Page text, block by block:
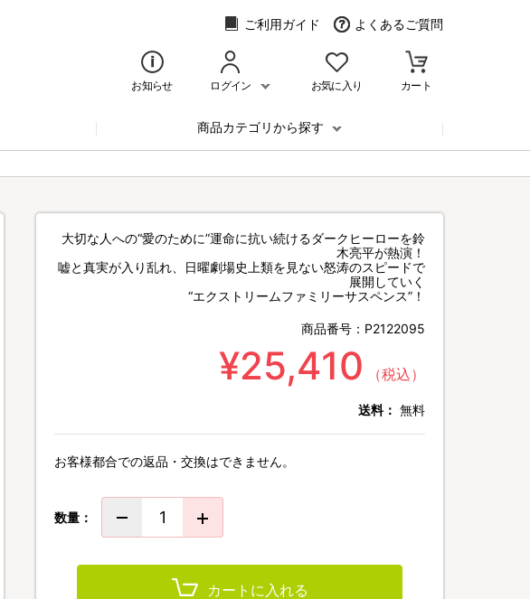
ご利用ガイド よくあるご質問
お知らせ ログイン お気に入り カート
商品カテゴリから探す
大切な人への“愛のために”運命に抗い続けるダークヒーローを鈴
木亮平が熱演！
嘘と真実が入り乱れ、日曜劇場史上類を見ない怒涛のスピードで
展開していく
“エクストリームファミリーサスペンス”！
商品番号： P2122095
¥25,410 （税込）
送料： 無料
お客様都合での返品・交換はできません。
数量：
カートに入れる